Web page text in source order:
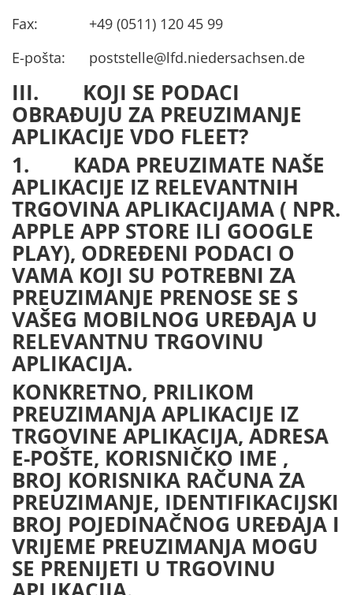
Fax: +49 (0511) 120 45 99
E-pošta: poststelle@lfd.niedersachsen.de
III. KOJI SE PODACI
OBRAĐUJU ZA PREUZIMANJE
APLIKACIJE VDO FLEET?
1. KADA PREUZIMATE NAŠE
APLIKACIJE IZ RELEVANTNIH
TRGOVINA APLIKACIJAMA ( NPR.
APPLE APP STORE ILI GOOGLE
PLAY), ODREĐENI PODACI O
VAMA KOJI SU POTREBNI ZA
PREUZIMANJE PRENOSE SE S
VAŠEG MOBILNOG UREĐAJA U
RELEVANTNU TRGOVINU
APLIKACIJA.
KONKRETNO, PRILIKOM
PREUZIMANJA APLIKACIJE IZ
TRGOVINE APLIKACIJA, ADRESA
E-POŠTE, KORISNIČKO IME ,
BROJ KORISNIKA RAČUNA ZA
PREUZIMANJE, IDENTIFIKACIJSKI
BROJ POJEDINAČNOG UREĐAJA I
VRIJEME PREUZIMANJA MOGU
SE PRENIJETI U TRGOVINU